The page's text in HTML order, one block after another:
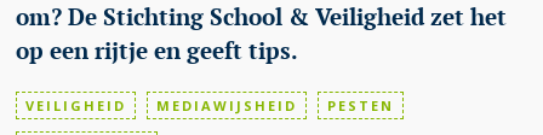
VEILIGHEID MEDIAWIJSHEID PESTEN
om? De Stichting School & Veiligheid zet het
op een rijtje en geeft tips.